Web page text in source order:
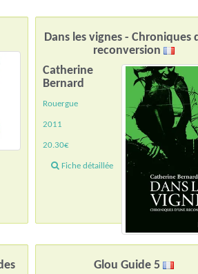
Dans les vignes - Chroniques
reconversion
Catherine
Bernard
Rouergue
2011
20.30€
Fiche détaillée
Glou Guide 5